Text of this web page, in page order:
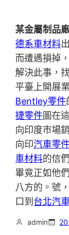
某金屬制品
德系車材料
而遭遇損掉
解決此事，
平臺上開展
Bentley零件
捷零件圖在
向印度市場
向印汽車零
車材料的信
畢竟正如他
八方的。號
口到 台北汽
admin